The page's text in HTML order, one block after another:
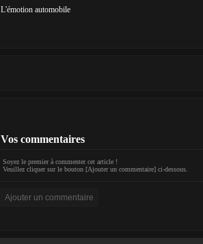
L'émotion automobile
Vos commentaires
Soyez le premier à commenter cet article !
Veuillez cliquer sur le bouton [Ajouter un commentaire] ci-dessous.